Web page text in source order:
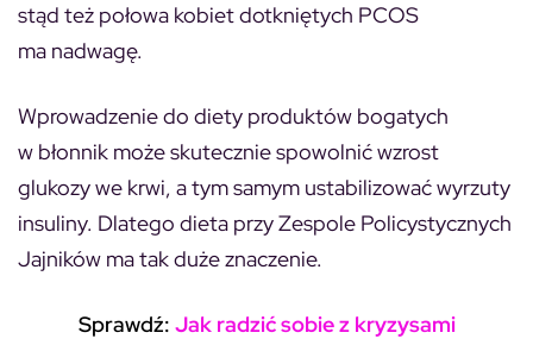
stąd też połowa kobiet dotkniętych PCOS
ma nadwagę.
Wprowadzenie do diety produktów bogatych
w błonnik może skutecznie spowolnić wzrost
glukozy we krwi, a tym samym ustabilizować wyrzuty
insuliny. Dlatego dieta przy Zespole Policystycznych
Jajników ma tak duże znaczenie.
Sprawdź: Jak radzić sobie z kryzysami